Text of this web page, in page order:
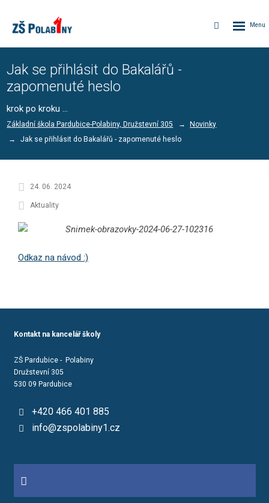
Vyhledávání
Jak se přihlásit do Bakalářů -
zapomenuté heslo
krok po kroku ...
Základní škola Pardubice-Polabiny, Družstevní 305
Novinky
Jak se přihlásit do Bakalářů - zapomenuté heslo
24. 06. 2024
Aktuality
Odkaz na návod :)
Kontakt na kancelář školy
ZŠ Pardubice - Polabiny
Družstevní 305
530 09 Pardubice
+420 466 401 885
info@zspolabiny1.cz